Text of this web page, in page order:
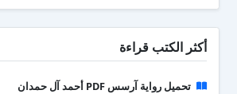
أكثر الكتب قراءة
تحميل رواية آرسس PDF أحمد آل حمدان